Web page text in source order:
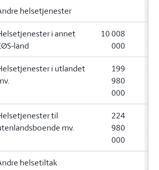
helsetjenester
i annet
land
10 008
000
i utlandet
199
980
000
til
mv.
224
980
000
helsetiltak